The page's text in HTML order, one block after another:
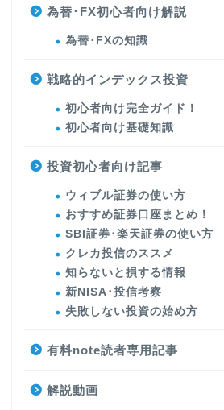
為替･FX初心者向け解説
為替･FXの知識
戦略的インデックス投資
初心者向け完全ガイド！
初心者向け基礎知識
投資初心者向け記事
ウィブル証券の使い方
おすすめ証券口座まとめ！
SBI証券･楽天証券の使い方
クレカ投信のススメ
知らないと損する情報
新NISA･投信考察
失敗しない投資の始め方
有料note読者専用記事
解説動画